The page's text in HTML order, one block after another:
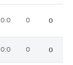
0:0 0 0
0:0 0 0